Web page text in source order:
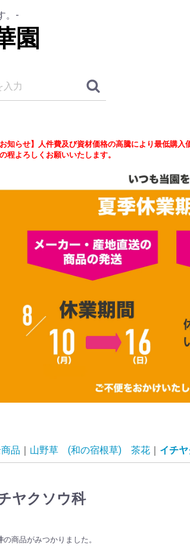
。-
園
お知らせ】人件費及び資材価格の高騰により最低購
程よろしくお願いいたします。
品 山野草 (和の宿根草) 茶花 イチ
ヤクソウ科
の商品がみつかりました。